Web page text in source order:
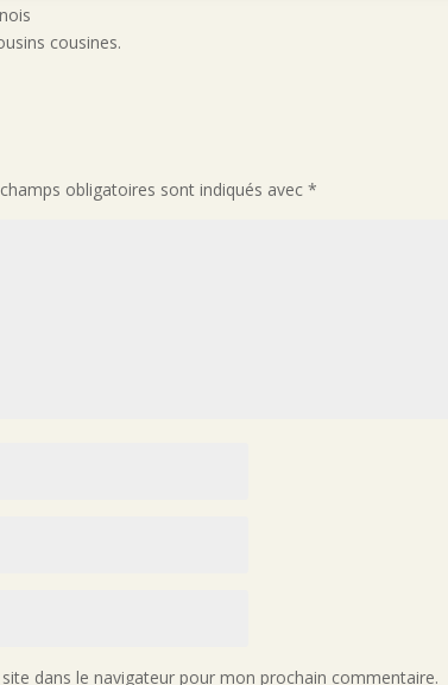
cousines.
obligatoires sont indiqués avec*
dans le navigateur pour mon prochain commentaire.